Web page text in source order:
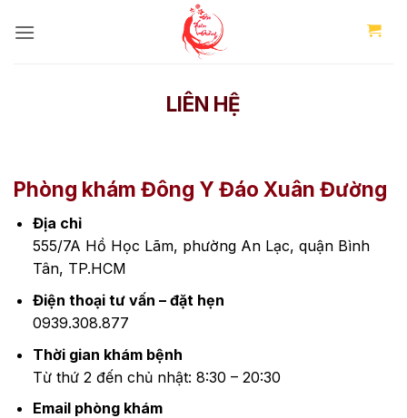
qua
LIÊN HỆ
Phòng khám Đông Y Đáo Xuân Đường
Địa chỉ
555/7A Hồ Học Lãm, phường An Lạc, quận Bình
Tân, TP.HCM
Điện thoại tư vấn – đặt hẹn
0939.308.877
Thời gian khám bệnh
Từ thứ 2 đến chủ nhật: 8:30 – 20:30
Email phòng khám